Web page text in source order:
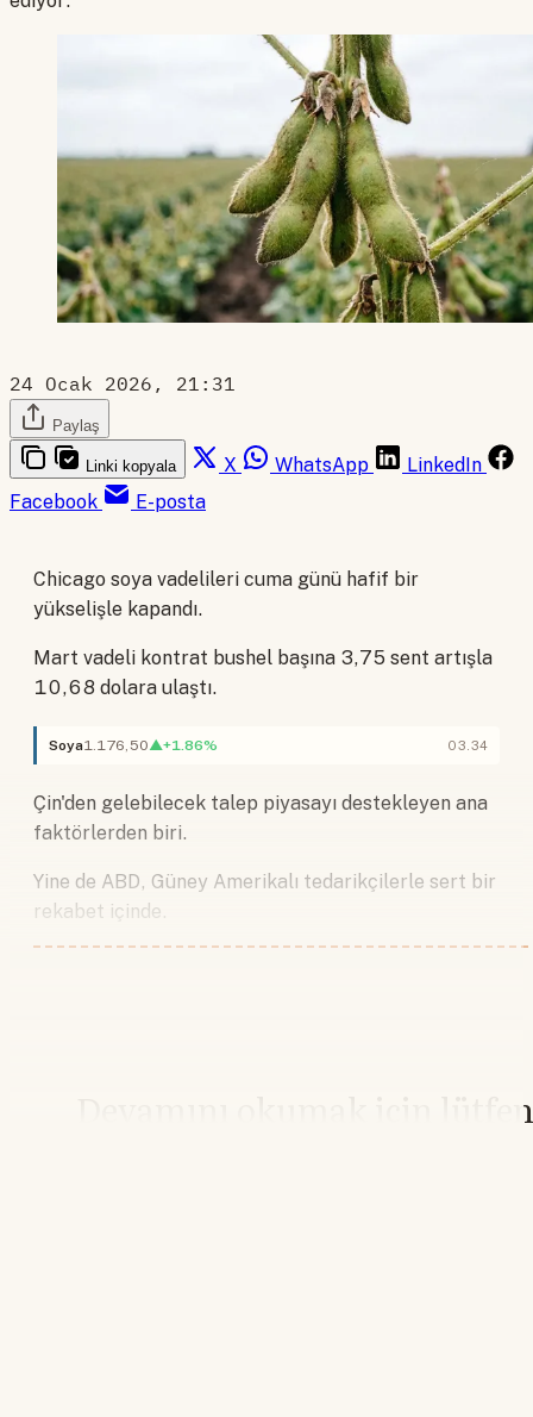
24 Ocak 2026, 21:31
Paylaş
Linki kopyala X WhatsApp
LinkedIn
Facebook
E-posta
Chicago soya vadelileri cuma günü hafif bir
yükselişle kapandı.
Mart vadeli kontrat bushel başına 3,75 sent artışla
10,68 dolara ulaştı.
Soya1.176,50▲+1.86% 03.34
Çin'den gelebilecek talep piyasayı destekleyen ana
faktörlerden biri.
Yine de ABD, Güney Amerikalı tedarikçilerle sert bir
rekabet içinde.
Devamını okumak için lütfen